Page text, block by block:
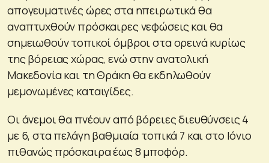
απογευματινές ώρες στα ηπειρωτικά θα
αναπτυχθούν πρόσκαιρες νεφώσεις και θα
σημειωθούν τοπικοί όμβροι στα ορεινά κυρίως
της βόρειας χώρας, ενώ στην ανατολική
Μακεδονία και τη Θράκη θα εκδηλωθούν
μεμονωμένες καταιγίδες.
Οι άνεμοι θα πνέουν από βόρειες διευθύνσεις 4
με 6, στα πελάγη βαθμιαία τοπικά 7 και στο Ιόνιο
πιθανώς πρόσκαιρα έως 8 μποφόρ.